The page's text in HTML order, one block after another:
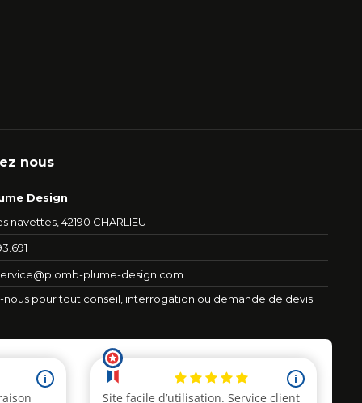
nous
Design
navettes, 42190 CHARLIEU
plume-design.com
pour tout conseil, interrogation ou demande de devis.